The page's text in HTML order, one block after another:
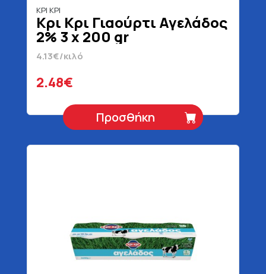
ΚΡΙ ΚΡΙ
Κρι Κρι Γιαούρτι Αγελάδος
2% 3 x 200 gr
4.13€/κιλό
2.48€
Προσθήκη